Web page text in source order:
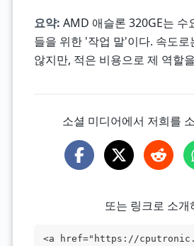
요약: AMD 애슬론 320GE는 수
들을 위한 '작업 말'이다. 속도로
않지만, 적은 비용으로 제 역할
소셜 미디어에서 저희를
또는 링크로 소개
<a href="https://